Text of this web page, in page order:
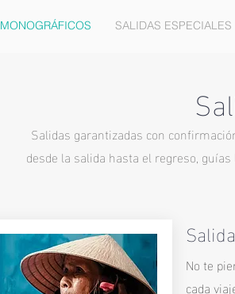
MONOGRÁFICOS SALIDAS ESPECIALES
Salidas garantizadas con
desde la salida hasta el regreso,
No te
cada